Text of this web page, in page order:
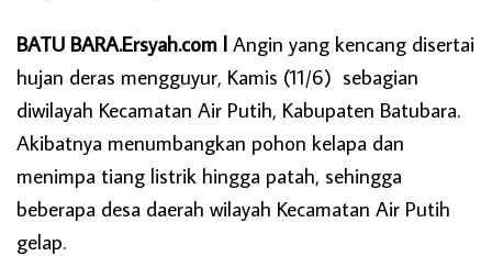
BATU BARA.Ersyah.com l Angin yang kencang disertai
hujan deras mengguyur, Kamis (11/6) sebagian
diwilayah Kecamatan Air Putih, Kabupaten Batubara.
Akibatnya menumbangkan pohon kelapa dan
menimpa tiang listrik hingga patah, sehingga
beberapa desa daerah wilayah Kecamatan Air Putih
gelap.